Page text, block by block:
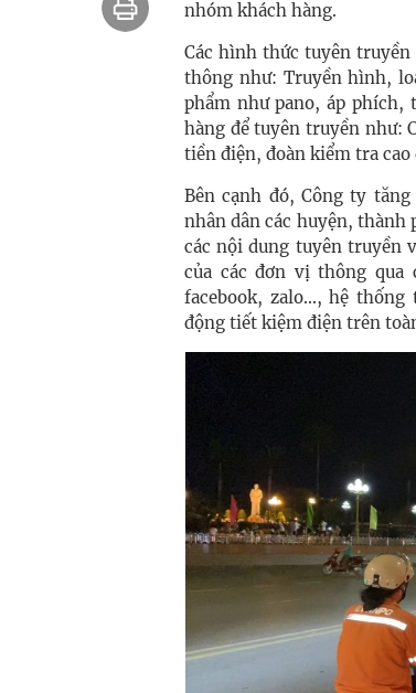
nhóm khách hàng.
Các hình thức tuyên truyền
thông như: Truyền hình,
phẩm như pano, áp phích,
hàng để tuyên truyền như:
tiền điện, đoàn kiểm tra cao
Bên cạnh đó, Công ty
nhân dân các huyện,
các nội dung tuyên truyền
của các đơn vị thông qua
facebook, zalo..., hệ
động tiết kiệm điện trên